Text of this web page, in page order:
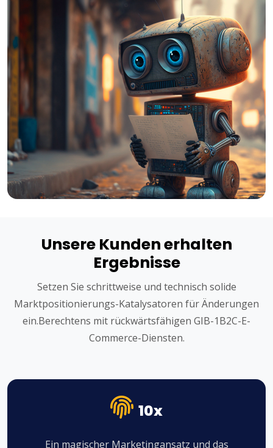
Unsere Kunden erhalten
Ergebnisse
Setzen Sie schrittweise und technisch solide
Marktpositionierungs-Katalysatoren für Änderungen
ein.Berechtens mit rückwärtsfähigen GIB-1B2C-E-
Commerce-Diensten.
10x
Ein magischer Marketingansatz und das